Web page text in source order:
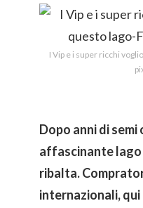
I Vip e i super ricchi
Dopo anni di
affascinante
ribalta.
internazionali, qui